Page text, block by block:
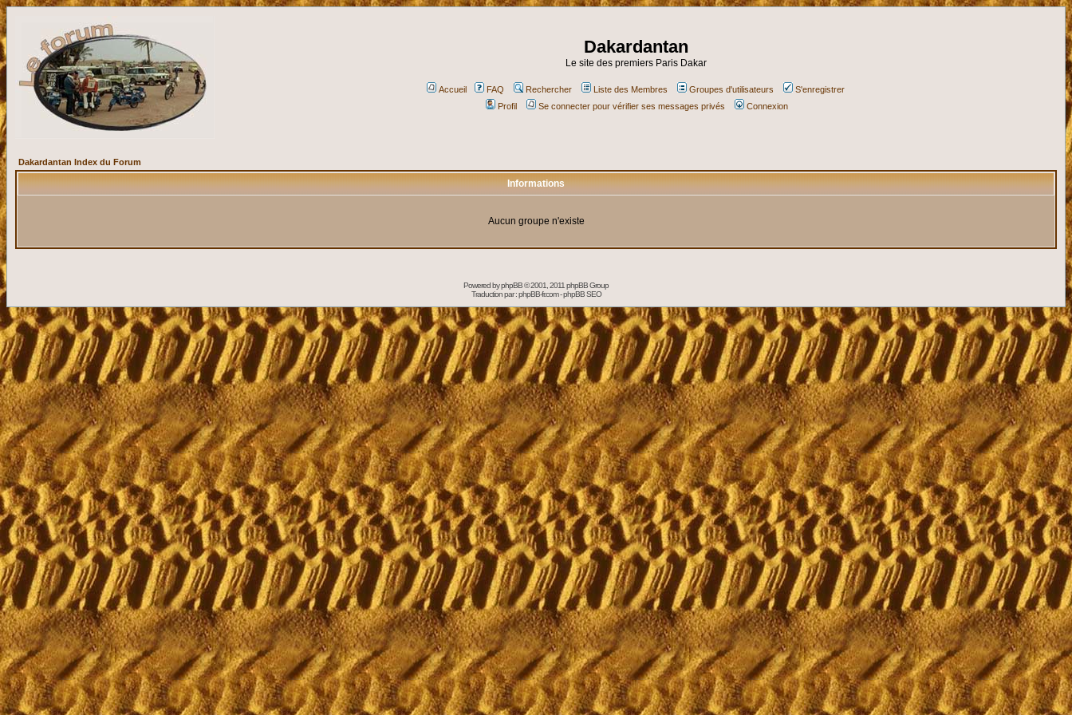
Dakardantan
Le site des premiers Paris Dakar
Accueil FAQ Rechercher Liste des Membres Groupes d'utilisateurs
S'enregistrer
Profil
Se connecter pour vérifier ses messages privés Connexion
Dakardantan Index du Forum
Informations
Aucun groupe n'existe
Powered byphpBB© 2001, 2011 phpBB Group
Traduction par :phpBB-fr.com-phpBB SEO